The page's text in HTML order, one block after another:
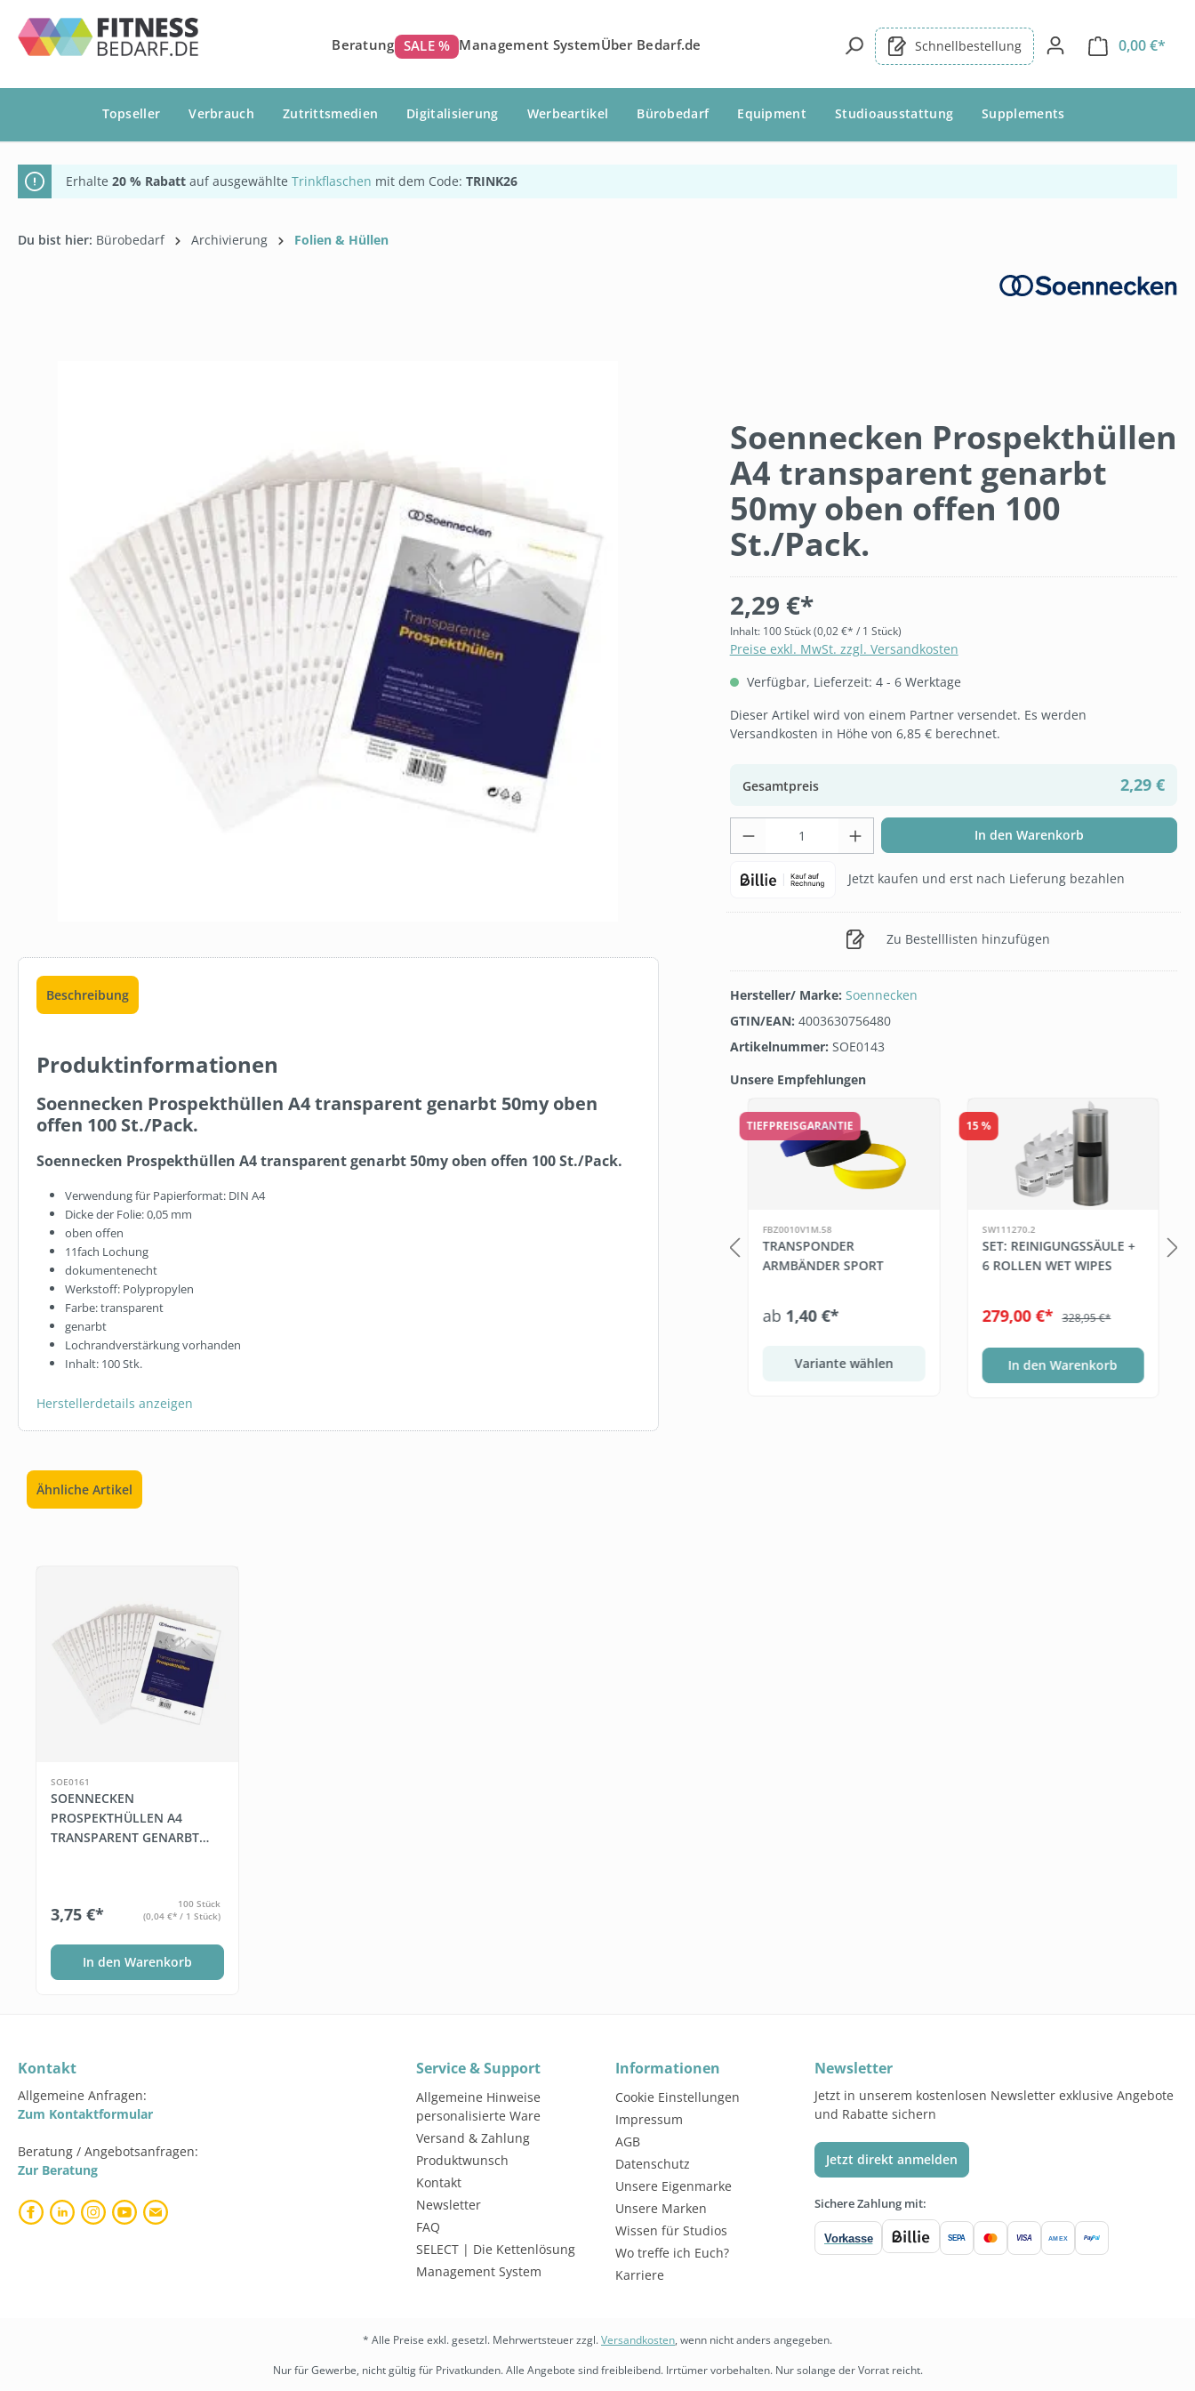
Zur Hauptnavigation springen
Beratung SALE % Management SystemÜber Bedarf.de Schnellbestellung 0,00 €*
Topseller Verbrauch Zutrittsmedien Digitalisierung Werbeartikel Bürobedarf Equipment Studioausstattung Supplements
Erhalte 20 % Rabatt auf ausgewählte Trinkflaschen mit dem Code: TRINK26
Du bist hier: Bürobedarf Archivierung Folien & Hüllen
Beschreibung
Produktinformationen
Soennecken Prospekthüllen A4 transparent genarbt 50my oben
offen 100 St./Pack.
Soennecken Prospekthüllen A4 transparent genarbt 50my oben offen 100 St./Pack.
Verwendung für Papierformat: DIN A4
Dicke der Folie: 0,05 mm
oben offen
11fach Lochung
dokumentenecht
Werkstoff: Polypropylen
Farbe: transparent
genarbt
Lochrandverstärkung vorhanden
Inhalt: 100 Stk.
Herstellerdetails anzeigen
Soennecken Prospekthüllen
A4 transparent genarbt
50my oben offen 100
St./Pack.
2,29 €*
Inhalt: 100 Stück(0,02 €* / 1 Stück)
Preise exkl. MwSt. zzgl. Versandkosten
Verfügbar, Lieferzeit: 4 - 6 Werktage
Dieser Artikel wird von einem Partner versendet. Es werden
Versandkosten in Höhe von 6,85 € berechnet.
Gesamtpreis 2,29 €
Produkt Anzahl: Gib den gewünschten Wert
In den Warenkorb
Jetzt kaufen und erst nach Lieferung bezahlen
Zu Bestelllisten hinzufügen
Hersteller/ Marke: Soennecken
GTIN/EAN: 4003630756480
Artikelnummer: SOE0143
Unsere Empfehlungen
TIEFPREISGARANTIE
FBZ0010V1M.58
TRANSPONDER
ARMBÄNDER SPORT
ab 1,40 €*
Variante wählen
15 %
SW111270.2
SET: REINIGUNGSSÄULE +
6 ROLLEN WET WIPES
279,00 €* 328,95 €*
In den Warenkorb
Ähnliche Artikel
SOE0161
SOENNECKEN
PROSPEKTHÜLLEN A4
TRANSPARENT GENARBT
3,75 €*
100 Stück
(0,04 €* / 1 Stück)
In den Warenkorb
Kontakt
Allgemeine Anfragen:
Zum Kontaktformular
Beratung / Angebotsanfragen:
Zur Beratung
Service & Support
Allgemeine Hinweise
personalisierte Ware
Versand & Zahlung
Produktwunsch
Kontakt
Newsletter
FAQ
SELECT | Die Kettenlösung
Management System
Informationen
Cookie Einstellungen
Impressum
AGB
Datenschutz
Unsere Eigenmarke
Unsere Marken
Wissen für Studios
Wo treffe ich Euch?
Karriere
Newsletter
Jetzt in unserem kostenlosen Newsletter exklusive Angebote
und Rabatte sichern
Jetzt direkt anmelden
Sichere Zahlung mit:
Vorkasse SEPA VISA AMEX PayPal
* Alle Preise exkl. gesetzl. Mehrwertsteuer zzgl.Versandkosten, wenn nicht anders angegeben.
Nur für Gewerbe, nicht gültig für Privatkunden. Alle Angebote sind freibleibend. Irrtümer vorbehalten. Nur solange der Vorrat reicht.